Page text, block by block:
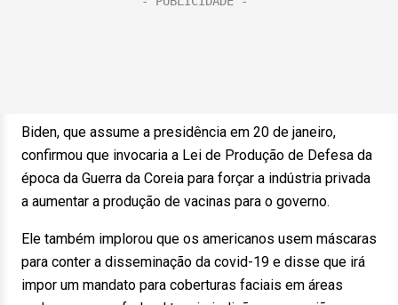
Biden, que assume a presidência em 20 de janeiro,
confirmou que invocaria a Lei de Produção de Defesa da
época da Guerra da Coreia para forçar a indústria privada
a aumentar a produção de vacinas para o governo.
Ele também implorou que os americanos usem máscaras
para conter a disseminação da covid-19 e disse que irá
impor um mandato para coberturas faciais em áreas